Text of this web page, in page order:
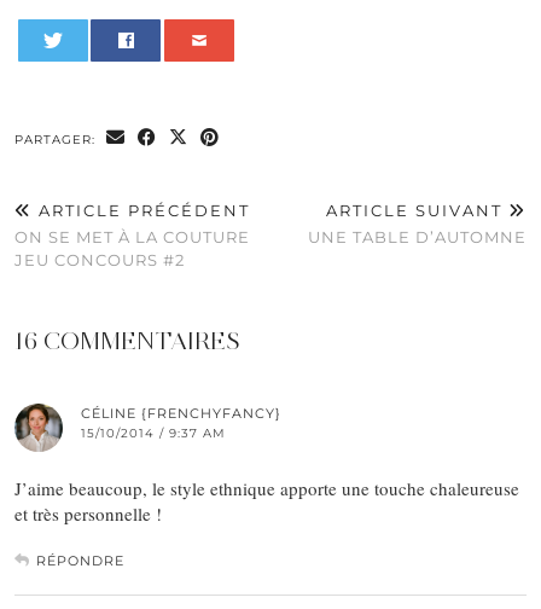
PARTAGER:
ARTICLE PRÉCÉDENT
ON SE MET À LA COUTURE
JEU CONCOURS #2
ARTICLE SUIVANT
UNE TABLE D’AUTOMNE
16 COMMENTAIRES
CÉLINE {FRENCHYFANCY}
15/10/2014 / 9:37 AM
J’aime beaucoup, le style ethnique apporte une touche chaleureuse
et très personnelle !
RÉPONDRE